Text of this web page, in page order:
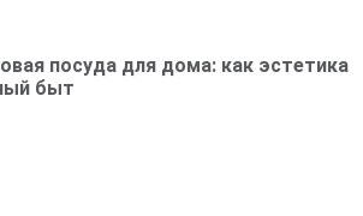
посуда для дома: как эстетика
быт